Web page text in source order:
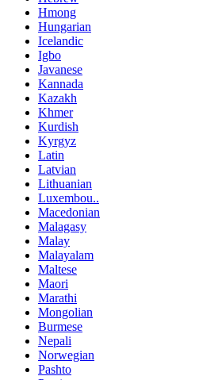
Hmong
Hungarian
Icelandic
Igbo
Javanese
Kannada
Kazakh
Khmer
Kurdish
Kyrgyz
Latin
Latvian
Lithuanian
Luxembou..
Macedonian
Malagasy
Malay
Malayalam
Maltese
Maori
Marathi
Mongolian
Burmese
Nepali
Norwegian
Pashto